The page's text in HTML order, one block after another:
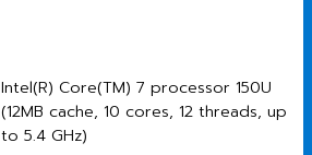
Intel(R) Core(TM) 7 processor 150U
(12MB cache, 10 cores, 12 threads, up
to 5.4 GHz)